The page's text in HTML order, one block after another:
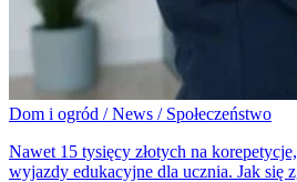
Dom i ogród / News / Społeczeństwo
Nawet 15 tysięcy złotych na
wyjazdy edukacyjne dla ucznia. Jak się